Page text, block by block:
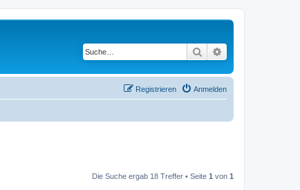
Suche
Anmelden
Registrieren
Die Suche ergab 18 Treffer • Seite 1 von 1